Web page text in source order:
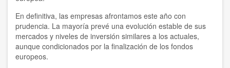
En definitiva, las empresas afrontamos este año con
prudencia. La mayoría prevé una evolución estable de sus
mercados y niveles de inversión similares a los actuales,
aunque condicionados por la finalización de los fondos
europeos.